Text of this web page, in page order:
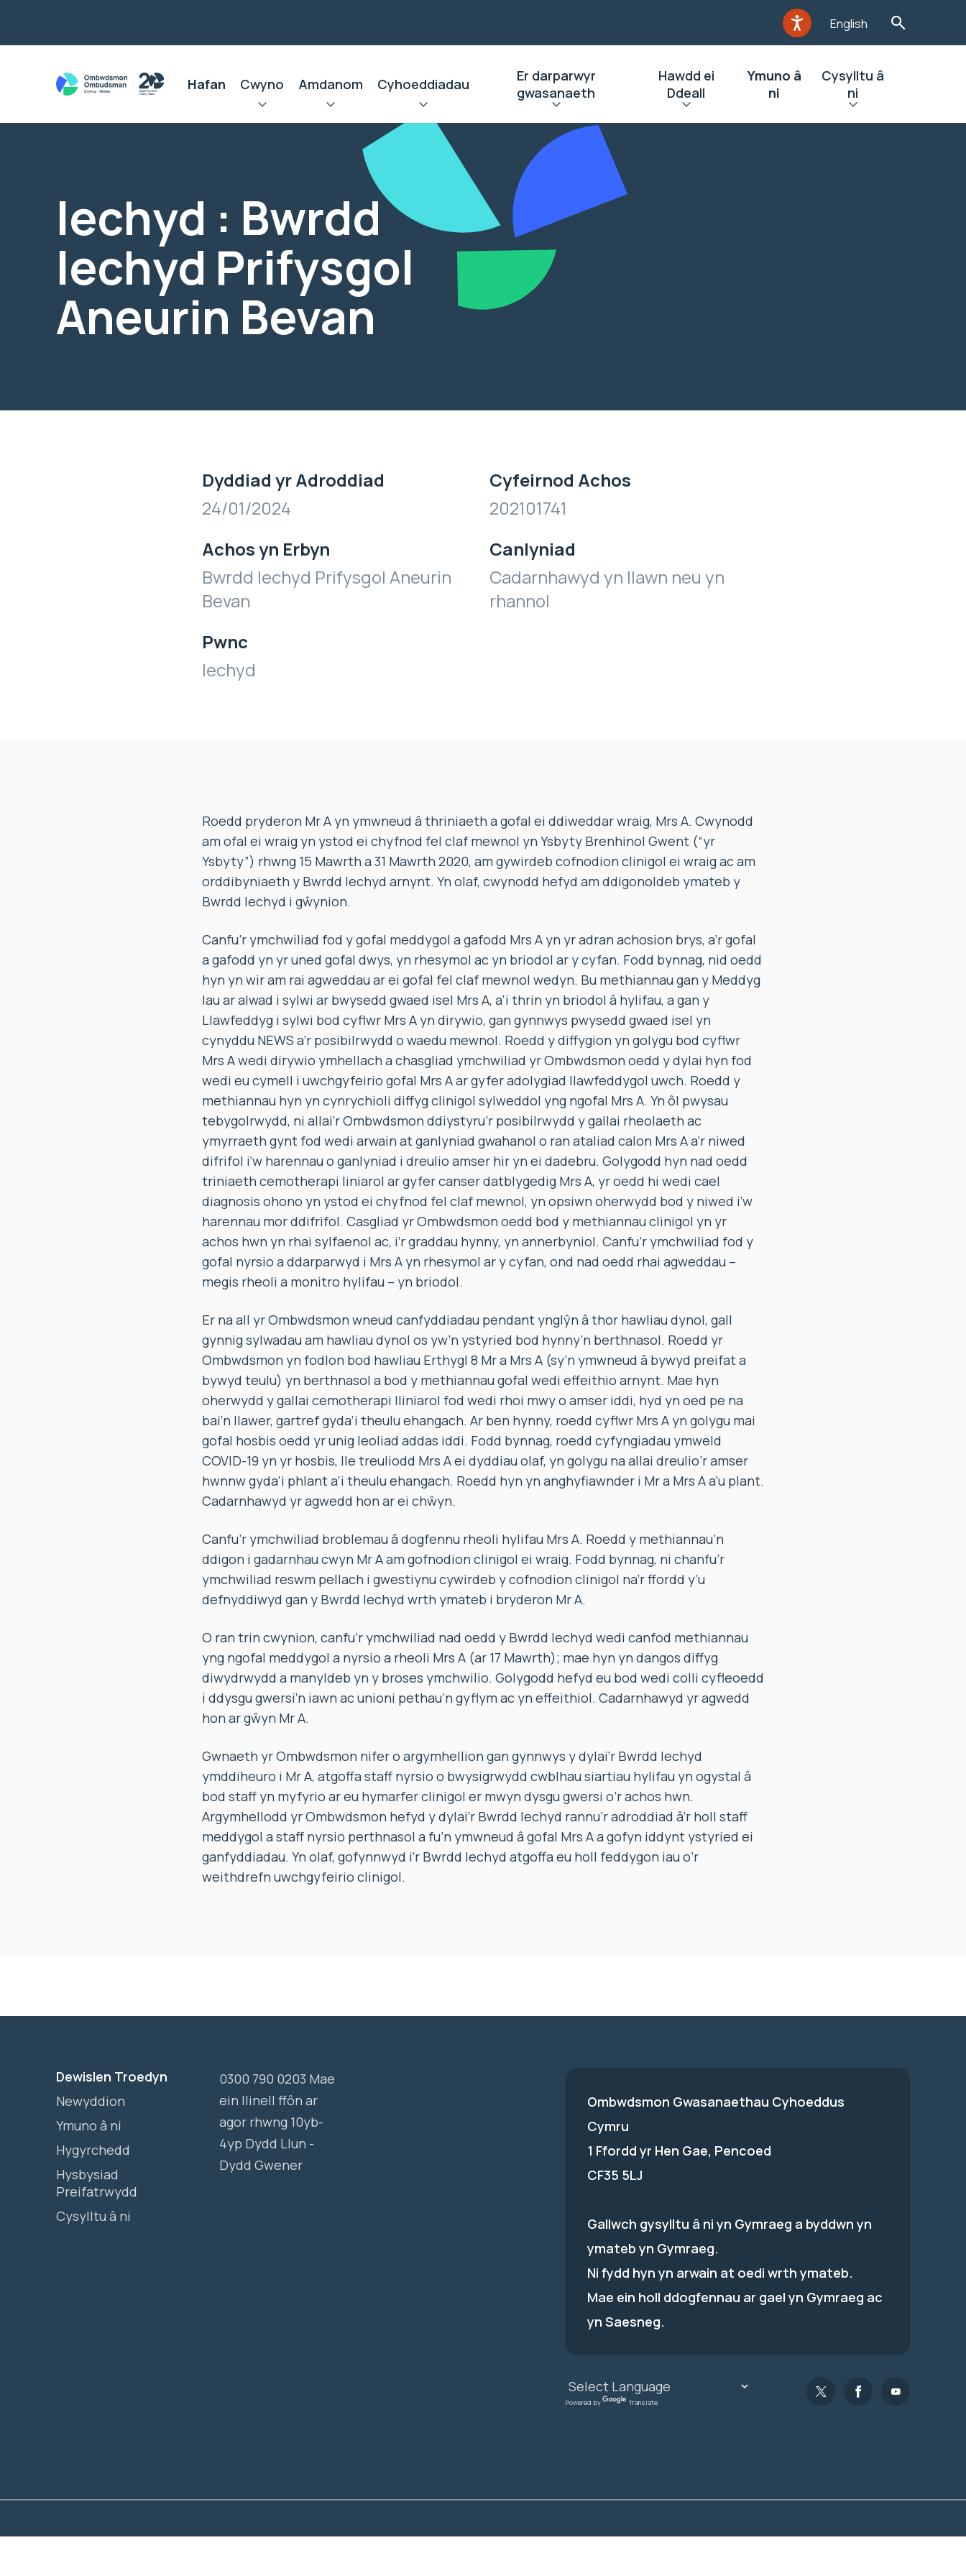
English
Hafan Cwyno Amdanom Cyhoeddiadau
Er darparwyr
gwasanaeth
Hawdd ei
Ddeall
Ymuno â
ni
Cysylltu â
ni
Iechyd : Bwrdd
Iechyd Prifysgol
Aneurin Bevan
Dyddiad yr Adroddiad
24/01/2024
Achos yn Erbyn
Bwrdd Iechyd Prifysgol Aneurin
Bevan
Pwnc
Iechyd
Cyfeirnod Achos
202101741
Canlyniad
Cadarnhawyd yn llawn neu yn
rhannol
Roedd pryderon Mr A yn ymwneud â thriniaeth a gofal ei ddiweddar wraig, Mrs A. Cwynodd
am ofal ei wraig yn ystod ei chyfnod fel claf mewnol yn Ysbyty Brenhinol Gwent (“yr
Ysbyty”) rhwng 15 Mawrth a 31 Mawrth 2020, am gywirdeb cofnodion clinigol ei wraig ac am
orddibyniaeth y Bwrdd Iechyd arnynt. Yn olaf, cwynodd hefyd am ddigonoldeb ymateb y
Bwrdd Iechyd i gŵynion.
Canfu’r ymchwiliad fod y gofal meddygol a gafodd Mrs A yn yr adran achosion brys, a’r gofal
a gafodd yn yr uned gofal dwys, yn rhesymol ac yn briodol ar y cyfan. Fodd bynnag, nid oedd
hyn yn wir am rai agweddau ar ei gofal fel claf mewnol wedyn. Bu methiannau gan y Meddyg
Iau ar alwad i sylwi ar bwysedd gwaed isel Mrs A, a’i thrin yn briodol â hylifau, a gan y
Llawfeddyg i sylwi bod cyflwr Mrs A yn dirywio, gan gynnwys pwysedd gwaed isel yn
cynyddu NEWS a’r posibilrwydd o waedu mewnol. Roedd y diffygion yn golygu bod cyflwr
Mrs A wedi dirywio ymhellach a chasgliad ymchwiliad yr Ombwdsmon oedd y dylai hyn fod
wedi eu cymell i uwchgyfeirio gofal Mrs A ar gyfer adolygiad llawfeddygol uwch. Roedd y
methiannau hyn yn cynrychioli diffyg clinigol sylweddol yng ngofal Mrs A. Yn ôl pwysau
tebygolrwydd, ni allai’r Ombwdsmon ddiystyru’r posibilrwydd y gallai rheolaeth ac
ymyrraeth gynt fod wedi arwain at ganlyniad gwahanol o ran ataliad calon Mrs A a’r niwed
difrifol i’w harennau o ganlyniad i dreulio amser hir yn ei dadebru. Golygodd hyn nad oedd
triniaeth cemotherapi liniarol ar gyfer canser datblygedig Mrs A, yr oedd hi wedi cael
diagnosis ohono yn ystod ei chyfnod fel claf mewnol, yn opsiwn oherwydd bod y niwed i’w
harennau mor ddifrifol. Casgliad yr Ombwdsmon oedd bod y methiannau clinigol yn yr
achos hwn yn rhai sylfaenol ac, i’r graddau hynny, yn annerbyniol. Canfu’r ymchwiliad fod y
gofal nyrsio a ddarparwyd i Mrs A yn rhesymol ar y cyfan, ond nad oedd rhai agweddau –
megis rheoli a monitro hylifau – yn briodol.
Er na all yr Ombwdsmon wneud canfyddiadau pendant ynglŷn â thor hawliau dynol, gall
gynnig sylwadau am hawliau dynol os yw’n ystyried bod hynny’n berthnasol. Roedd yr
Ombwdsmon yn fodlon bod hawliau Erthygl 8 Mr a Mrs A (sy’n ymwneud â bywyd preifat a
bywyd teulu) yn berthnasol a bod y methiannau gofal wedi effeithio arnynt. Mae hyn
oherwydd y gallai cemotherapi lliniarol fod wedi rhoi mwy o amser iddi, hyd yn oed pe na
bai’n llawer, gartref gyda’i theulu ehangach. Ar ben hynny, roedd cyflwr Mrs A yn golygu mai
gofal hosbis oedd yr unig leoliad addas iddi. Fodd bynnag, roedd cyfyngiadau ymweld
COVID-19 yn yr hosbis, lle treuliodd Mrs A ei dyddiau olaf, yn golygu na allai dreulio’r amser
hwnnw gyda’i phlant a’i theulu ehangach. Roedd hyn yn anghyfiawnder i Mr a Mrs A a’u plant.
Cadarnhawyd yr agwedd hon ar ei chŵyn.
Canfu’r ymchwiliad broblemau â dogfennu rheoli hylifau Mrs A. Roedd y methiannau’n
ddigon i gadarnhau cwyn Mr A am gofnodion clinigol ei wraig. Fodd bynnag, ni chanfu’r
ymchwiliad reswm pellach i gwestiynu cywirdeb y cofnodion clinigol na’r ffordd y’u
defnyddiwyd gan y Bwrdd Iechyd wrth ymateb i bryderon Mr A.
O ran trin cwynion, canfu’r ymchwiliad nad oedd y Bwrdd Iechyd wedi canfod methiannau
yng ngofal meddygol a nyrsio a rheoli Mrs A (ar 17 Mawrth); mae hyn yn dangos diffyg
diwydrwydd a manyldeb yn y broses ymchwilio. Golygodd hefyd eu bod wedi colli cyfleoedd
i ddysgu gwersi’n iawn ac unioni pethau’n gyflym ac yn effeithiol. Cadarnhawyd yr agwedd
hon ar gŵyn Mr A.
Gwnaeth yr Ombwdsmon nifer o argymhellion gan gynnwys y dylai’r Bwrdd Iechyd
ymddiheuro i Mr A, atgoffa staff nyrsio o bwysigrwydd cwblhau siartiau hylifau yn ogystal â
bod staff yn myfyrio ar eu hymarfer clinigol er mwyn dysgu gwersi o’r achos hwn.
Argymhellodd yr Ombwdsmon hefyd y dylai’r Bwrdd Iechyd rannu’r adroddiad â’r holl staff
meddygol a staff nyrsio perthnasol a fu’n ymwneud â gofal Mrs A a gofyn iddynt ystyried ei
ganfyddiadau. Yn olaf, gofynnwyd i’r Bwrdd Iechyd atgoffa eu holl feddygon iau o’r
weithdrefn uwchgyfeirio clinigol.
Dewislen Troedyn
Newyddion
Ymuno â ni
Hygyrchedd
Hysbysiad
Preifatrwydd
Cysylltu â ni
0300 790 0203 Mae
ein llinell ffôn ar
agor rhwng 10yb-
4yp Dydd Llun -
Dydd Gwener
Ombwdsmon Gwasanaethau Cyhoeddus
Cymru
1 Ffordd yr Hen Gae, Pencoed
CF35 5LJ
Gallwch gysylltu â ni yn Gymraeg a byddwn yn
ymateb yn Gymraeg.
Ni fydd hyn yn arwain at oedi wrth ymateb.
Mae ein holl ddogfennau ar gael yn Gymraeg ac
yn Saesneg.
Powered by Translate